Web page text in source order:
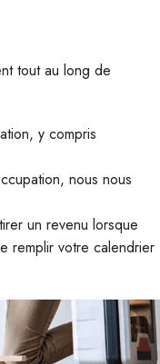
tout au long de
y compris
nous nous
un revenu lorsque
remplir votre calendrier